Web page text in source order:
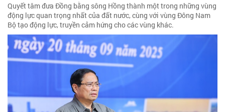
Quyết tâm đưa Đồng bằng sông Hồng thành một trong những vùng
động lực quan trọng nhất của đất nước, cùng với vùng Đông Nam
Bộ tạo động lực, truyền cảm hứng cho các vùng khác.